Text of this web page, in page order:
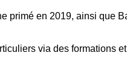
primé en 2019, ainsi que
via des formations